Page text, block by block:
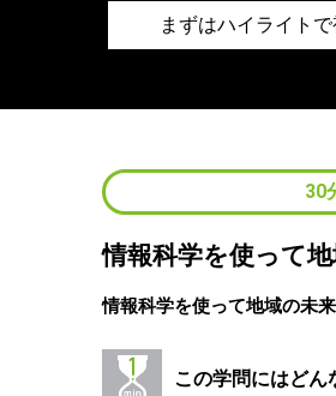
まずはハイライト
30
情報科学を使って
情報科学を使って地域の未
この学問にはどん